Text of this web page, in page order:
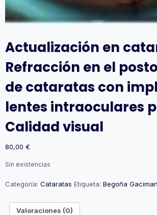
Actualización en
Refracción en el
de cataratas con
lentes intraoculares
Calidad visual
80,00 €
Sin existencias
Categoría: Cataratas Etiqueta: Begoña
Valoraciones (0)